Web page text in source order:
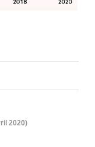
2020)